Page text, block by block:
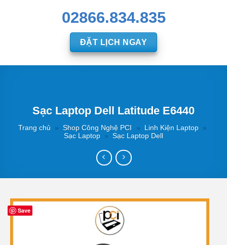
02866.834.835
ĐẶT LỊCH NGAY
Sạc Laptop Dell Latitude E6440
Trang chủ » Shop Công Nghệ PCI » Linh Kiện Laptop »
Sạc Laptop » Sạc Laptop Dell
Save